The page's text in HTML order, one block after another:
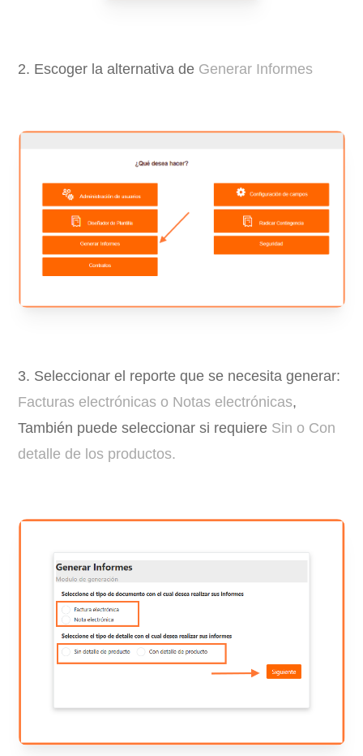
2. Escoger la alternativa de Generar Informes
3. Seleccionar el reporte que se necesita generar:
Facturas electrónicas o Notas electrónicas,
También puede seleccionar si requiere Sin o Con
detalle de los productos.